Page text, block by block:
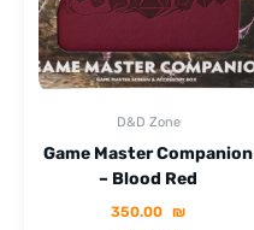
D&D Zone
Game Master Companion
– Blood Red
350.00 ₪